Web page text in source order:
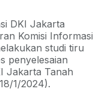
DKI Jakarta
Komisi Informasi
studi tiru
penyelesaian
Jakarta Tanah
1/2024).